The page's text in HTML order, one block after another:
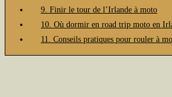
9. Finir le tour de l’Irlande à moto
10. Où dormir en road trip moto en
11. Conseils pratiques pour rouler à